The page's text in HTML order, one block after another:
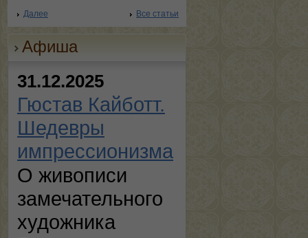
Далее Все статьи
Афиша
31.12.2025
Гюстав Кайботт.
Шедевры
импрессионизма
О живописи
замечательного
художника